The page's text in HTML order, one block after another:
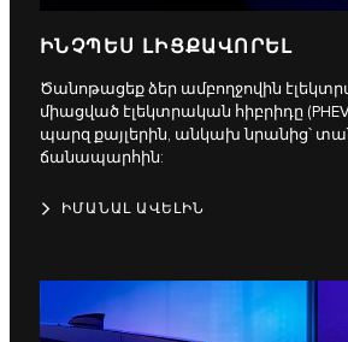
ԻՆՉՊԵՍ ԼԻՑՔԱՎՈՐԵԼ
Ծանոթացեք ձեր ամբողջովին
միացված էլեկտրական հիբրիդը
պարզ քայլերին, անկախ նրանից՝
ճանապարհին:
ԻՄԱՆԱԼ ԱՎԵԼԻՆ